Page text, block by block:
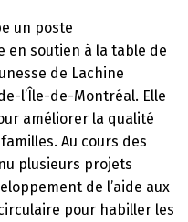
un poste
en soutien à la table de
de Lachine
de-l’Île-de-Montréal. Elle
améliorer la qualité
Au cours des
plusieurs projets
de l’aide aux
pour habiller les